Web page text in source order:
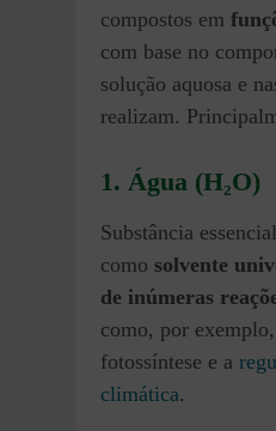
compostos em
com base no
solução aquosa e
realizam.
1. Água (H₂O)
Substância
como solvente
de inúmeras
como, por
fotossíntese e a
climática.